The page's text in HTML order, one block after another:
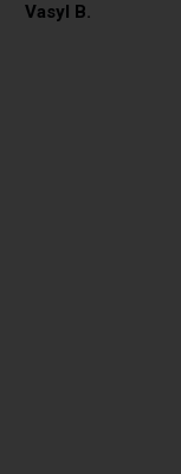
Vasyl B.